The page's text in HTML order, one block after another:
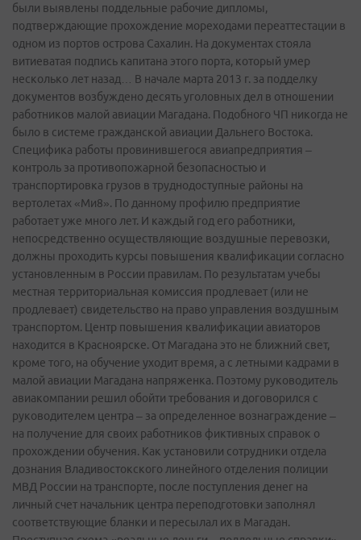
были выявлены поддельные рабочие дипломы,
подтверждающие прохождение мореходами переаттестации в
одном из портов острова Сахалин. На документах стояла
витиеватая подпись капитана этого порта, который умер
несколько лет назад… В начале марта 2013 г. за подделку
документов возбуждено десять уголовных дел в отношении
работников малой авиации Магадана. Подобного ЧП никогда не
было в системе гражданской авиации Дальнего Востока.
Специфика работы провинившегося авиапредприятия –
контроль за противопожарной безопасностью и
транспортировка грузов в труднодоступные районы на
вертолетах «Ми­8». По данному профилю предприятие
работает уже много лет. И каждый год его работники,
непосредственно осуществляющие воздушные перевозки,
должны проходить курсы повышения квалификации согласно
установленным в России правилам. По результатам учебы
местная территориальная комиссия продлевает (или не
продлевает) свидетельство на право управления воздушным
транспортом. Центр повышения квалификации авиаторов
находится в Красноярске. От Магадана это не ближний свет,
кроме того, на обучение уходит время, а с летными кадрами в
малой авиации Магадана напряженка. Поэтому руководитель
авиакомпании решил обойти требования и договорился с
руководителем центра – за определенное вознаграждение –
на получение для своих работников фиктивных справок о
прохождении обучения. Как установили сотрудники отдела
дознания Владивостокского линейного отделения полиции
МВД России на транспорте, после поступления денег на
личный счет начальник центра переподготовки заполнял
соответствующие бланки и пересылал их в Магадан.